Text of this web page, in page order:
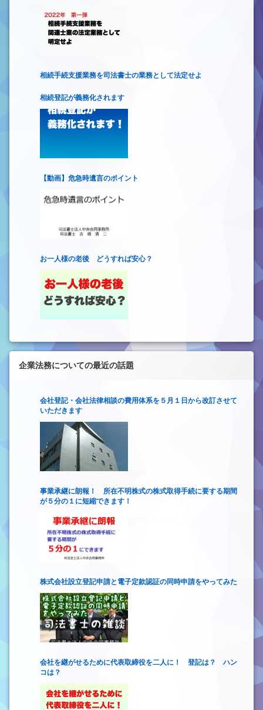
相続手続支援業務を司法書士の業務として法定せよ
相続登記が義務化されます
【動画】危急時遺言のポイント
お一人様の老後 どうすれば安心？
企業法務についての最近の話題
会社登記・会社法律相談の費用体系を５月１日から改訂させて
いただきます
事業承継に朗報！ 所在不明株式の株式取得手続に要する期間
が５分の１に短縮できます！
株式会社設立登記申請と電子定款認証の同時申請をやってみた
会社を継がせるために代表取締役を二人に！ 登記は？ ハン
コは？